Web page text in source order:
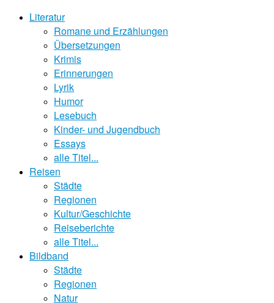
Literatur
Romane und Erzählungen
Übersetzungen
Krimis
Erinnerungen
Lyrik
Humor
Lesebuch
Kinder- und Jugendbuch
Essays
alle Titel...
Reisen
Städte
Regionen
Kultur/Geschichte
Reiseberichte
alle Titel...
Bildband
Städte
Regionen
Natur